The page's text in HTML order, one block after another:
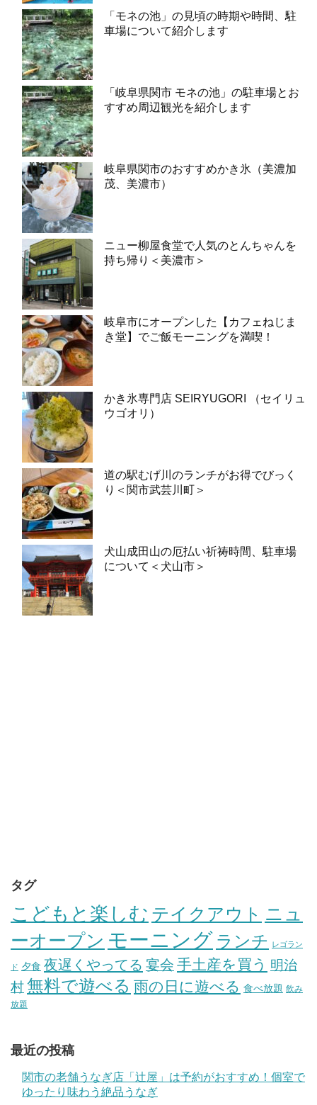
「モネの池」の見頃の時期や時間、駐
車場について紹介します
「岐阜県関市 モネの池」の駐車場とお
すすめ周辺観光を紹介します
岐阜県関市のおすすめかき氷（美濃加
茂、美濃市）
ニュー柳屋食堂で人気のとんちゃんを
持ち帰り＜美濃市＞
岐阜市にオープンした【カフェねじま
き堂】でご飯モーニングを満喫！
かき氷専門店 SEIRYUGORI （セイリュ
ウゴオリ）
道の駅むげ川のランチがお得でびっく
り＜関市武芸川町＞
犬山成田山の厄払い祈祷時間、駐車場
について＜犬山市＞
タグ
こどもと楽しむ テイクアウト ニュ
ーオープン モーニング ランチ レゴラン
ド 夕食 夜遅くやってる 宴会 手土産を買う 明治
村無料で遊べる 雨の日に遊べる 食べ放題 飲み
放題
最近の投稿
関市の老舗うなぎ店「辻屋」は予約がおすすめ！個室で
ゆったり味わう絶品うなぎ